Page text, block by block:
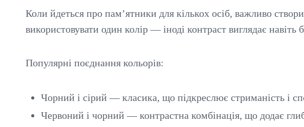
Коли йдеться про пам’ятники для кількох осіб, важливо
використовувати один колір — іноді контраст виглядає навіть
Популярні поєднання кольорів:
Чорний і сірий — класика, що підкреслює стриманість і
Червоний і чорний — контрастна комбінація, що додає